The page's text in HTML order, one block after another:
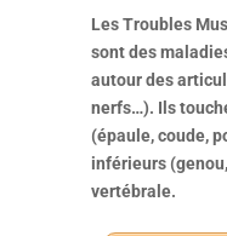
Les Troubles
sont des
autour des
nerfs…). Ils
(épaule, coude,
inférieurs
vertébrale.